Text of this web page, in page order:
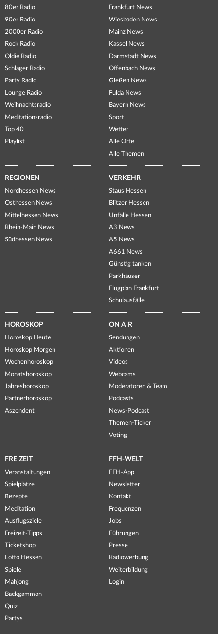
80er Radio
90er Radio
2000er Radio
Rock Radio
Oldie Radio
Schlager Radio
Party Radio
Lounge Radio
Weihnachtsradio
Meditationsradio
Top 40
Playlist
Frankfurt News
Wiesbaden News
Mainz News
Kassel News
Darmstadt News
Offenbach News
Gießen News
Fulda News
Bayern News
Sport
Wetter
Alle Orte
Alle Themen
REGIONEN
Nordhessen News
Osthessen News
Mittelhessen News
Rhein-Main News
Südhessen News
VERKEHR
Staus Hessen
Blitzer Hessen
Unfälle Hessen
A3 News
A5 News
A661 News
Günstig tanken
Parkhäuser
Flugplan Frankfurt
Schulausfälle
HOROSKOP
Horoskop Heute
Horoskop Morgen
Wochenhoroskop
Monatshoroskop
Jahreshoroskop
Partnerhoroskop
Aszendent
ON AIR
Sendungen
Aktionen
Videos
Webcams
Moderatoren & Team
Podcasts
News-Podcast
Themen-Ticker
Voting
FREIZEIT
Veranstaltungen
Spielplätze
Rezepte
Meditation
Ausflugsziele
Freizeit-Tipps
Ticketshop
Lotto Hessen
Spiele
Mahjong
Backgammon
Quiz
Partys
FFH-WELT
FFH-App
Newsletter
Kontakt
Frequenzen
Jobs
Führungen
Presse
Radiowerbung
Weiterbildung
Login